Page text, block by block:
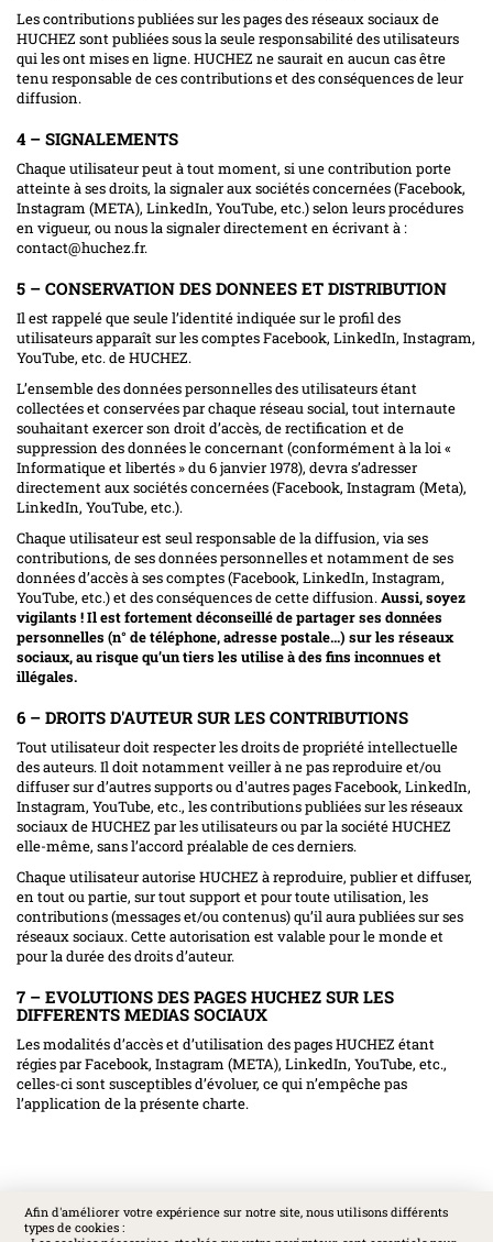
Afin d'améliorer votre expérience sur notre site, nous utilisons différents
types de cookies :
Les contributions publiées sur les pages des réseaux sociaux de
HUCHEZ sont publiées sous la seule responsabilité des utilisateurs
qui les ont mises en ligne. HUCHEZ ne saurait en aucun cas être
tenu responsable de ces contributions et des conséquences de leur
diffusion.
4 – SIGNALEMENTS
Chaque utilisateur peut à tout moment, si une contribution porte
atteinte à ses droits, la signaler aux sociétés concernées (Facebook,
Instagram (META), LinkedIn, YouTube, etc.) selon leurs procédures
en vigueur, ou nous la signaler directement en écrivant à :
contact@huchez.fr.
5 – CONSERVATION DES DONNEES ET DISTRIBUTION
Il est rappelé que seule l’identité indiquée sur le profil des
utilisateurs apparaît sur les comptes Facebook, LinkedIn, Instagram,
YouTube, etc. de HUCHEZ.
L’ensemble des données personnelles des utilisateurs étant
collectées et conservées par chaque réseau social, tout internaute
souhaitant exercer son droit d’accès, de rectification et de
suppression des données le concernant (conformément à la loi «
Informatique et libertés » du 6 janvier 1978), devra s’adresser
directement aux sociétés concernées (Facebook, Instagram (Meta),
LinkedIn, YouTube, etc.).
Chaque utilisateur est seul responsable de la diffusion, via ses
contributions, de ses données personnelles et notamment de ses
données d’accès à ses comptes (Facebook, LinkedIn, Instagram,
YouTube, etc.) et des conséquences de cette diffusion.Aussi, soyez
vigilants ! Il est fortement déconseillé de partager ses données
personnelles (n° de téléphone, adresse postale…) sur les réseaux
sociaux, au risque qu’un tiers les utilise à des fins inconnues et
illégales.
6 – DROITS D'AUTEUR SUR LES CONTRIBUTIONS
Tout utilisateur doit respecter les droits de propriété intellectuelle
des auteurs. Il doit notamment veiller à ne pas reproduire et/ou
diffuser sur d’autres supports ou d'autres pages Facebook, LinkedIn,
Instagram, YouTube, etc., les contributions publiées sur les réseaux
sociaux de HUCHEZ par les utilisateurs ou par la société HUCHEZ
elle-même, sans l’accord préalable de ces derniers.
Chaque utilisateur autorise HUCHEZ à reproduire, publier et diffuser,
en tout ou partie, sur tout support et pour toute utilisation, les
contributions (messages et/ou contenus) qu’il aura publiées sur ses
réseaux sociaux. Cette autorisation est valable pour le monde et
pour la durée des droits d’auteur.
7 – EVOLUTIONS DES PAGES HUCHEZ SUR LES
DIFFERENTS MEDIAS SOCIAUX
Les modalités d’accès et d’utilisation des pages HUCHEZ étant
régies par Facebook, Instagram (META), LinkedIn, YouTube, etc.,
celles-ci sont susceptibles d’évoluer, ce qui n’empêche pas
l’application de la présente charte.